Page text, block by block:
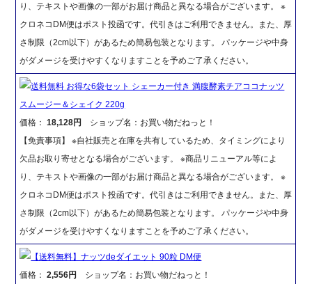
り、テキストや画像の一部がお届け商品と異なる場合がございます。 ※
クロネコDM便はポスト投函です。代引きはご利用できません。また、厚
さ制限（2cm以下）があるため簡易包装となります。 パッケージや中身
がダメージを受けやすくなりますことを予めご了承ください。
送料無料 お得な6袋セット シェーカー付き 満腹酵素チアココナッツ
スムージー＆シェイク 220g
価格：18,128円
ショップ名：お買い物だねっと！
【免責事項】 ※自社販売と在庫を共有しているため、タイミングにより
欠品お取り寄せとなる場合がございます。 ※商品リニューアル等によ
り、テキストや画像の一部がお届け商品と異なる場合がございます。 ※
クロネコDM便はポスト投函です。代引きはご利用できません。また、厚
さ制限（2cm以下）があるため簡易包装となります。 パッケージや中身
がダメージを受けやすくなりますことを予めご了承ください。
【送料無料】ナッツdeダイエット 90粒 DM便
価格：2,556円
ショップ名：お買い物だねっと！